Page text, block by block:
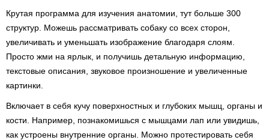
Крутая программа для изучения анатомии, тут больше 300
структур. Можешь рассматривать собаку со всех сторон,
увеличивать и уменьшать изображение благодаря слоям.
Просто жми на ярлык, и получишь детальную информацию,
текстовые описания, звуковое произношение и увеличенные
картинки.
Включает в себя кучу поверхностных и глубоких мышц, органы и
кости. Например, познакомишься с мышцами лап или увидишь,
как устроены внутренние органы. Можно протестировать себя